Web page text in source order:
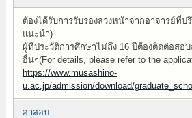
ต้องได้รับการรับรองล่วงหน้าจากอาจารย์ที่
แนะนำ)
ผู้ที่ประวัติการศึกษาไม่ถึง 16 ปีต้องติดต่อสอ
อื่นๆ(For details, please refer to the
https://www.musashino-
u.ac.jp/admission/download/
ค่าสอบ